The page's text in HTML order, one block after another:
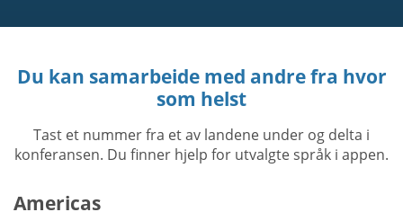
Du kan samarbeide med andre fra hvor
som helst
Tast et nummer fra et av landene under og delta i
konferansen. Du finner hjelp for utvalgte språk i appen.
Americas